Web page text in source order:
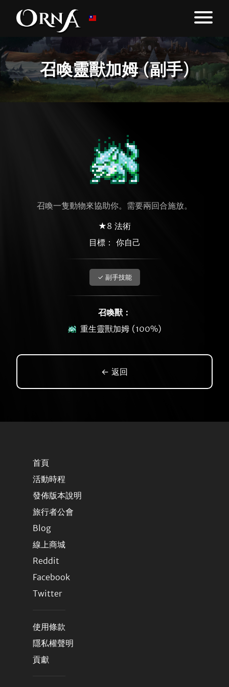
召喚靈獸加姆 (副手)
召喚一隻動物來協助你。需要兩回合施放。
★8 法術
目標： 你自己
✓ 副手技能
召喚獸：
重生靈獸加姆 (100%)
← 返回
首頁
活動時程
發佈版本說明
旅行者公會
Blog
線上商城
Reddit
Facebook
Twitter
使用條款
隱私權聲明
貢獻